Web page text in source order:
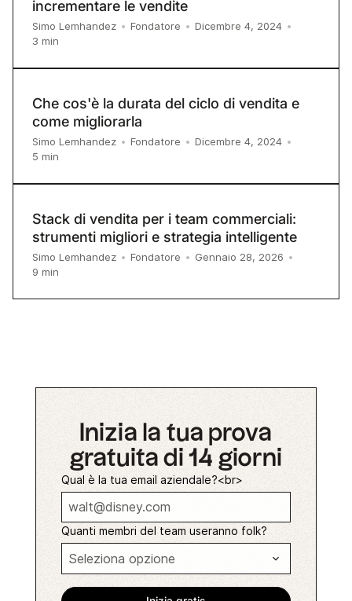
incrementare le vendite
Simo Lemhandez • Fondatore • Dicembre 4, 2024 •
3 min
Che cos'è la durata del ciclo di vendita e
come migliorarla
Simo Lemhandez • Fondatore • Dicembre 4, 2024 •
5 min
Stack di vendita per i team commerciali:
strumenti migliori e strategia intelligente
Simo Lemhandez • Fondatore • Gennaio 28, 2026 •
9 min
Inizia la tua prova
gratuita di 14 giorni
Qual è la tua email aziendale?<br>
Quanti membri del team useranno folk?